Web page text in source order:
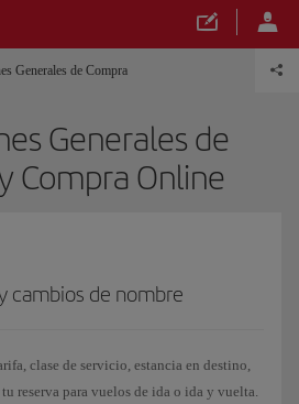
Generales de Compra
Generales de
Compra Online
cambios de nombre
clase de servicio, estancia en destino,
reserva para vuelos de ida o ida y vuelta.